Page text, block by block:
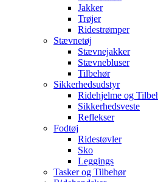
Jakker
Trøjer
Ridestrømper
Stævnetøj
Stævnejakker
Stævnebluser
Tilbehør
Sikkerhedsudstyr
Ridehjelme og
Sikkerhedsveste
Reflekser
Fodtøj
Ridestøvler
Sko
Leggings
Tasker og Tilbehør